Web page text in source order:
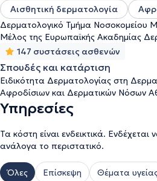
Αισθητική δερματολογία
Δερματολογικό Τμήμα Νοσοκομείου
Μέλος της Ευρωπαϊκής Ακαδημίας
147 συστάσεις ασθενών
Σπουδές και κατάρτιση
Ειδικότητα Δερματολογίας στη
Αφροδίσιων και Δερματικών Νόσων
Υπηρεσίες
Τα κόστη είναι ενδεικτικά.
ανάλογα το περιστατικό.
Όλες Επίσκεψη Θέματα